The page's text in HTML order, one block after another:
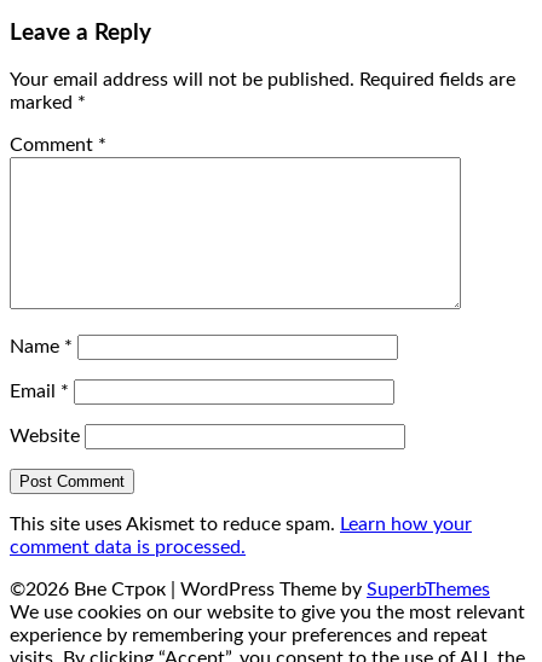
Leave a Reply
Your email address will not be published. Required fields are
marked *
Comment *
Name *
Email *
Website
This site uses Akismet to reduce spam. Learn how your
comment data is processed.
©2026 Вне Строк | WordPress Theme by SuperbThemes
We use cookies on our website to give you the most relevant
experience by remembering your preferences and repeat